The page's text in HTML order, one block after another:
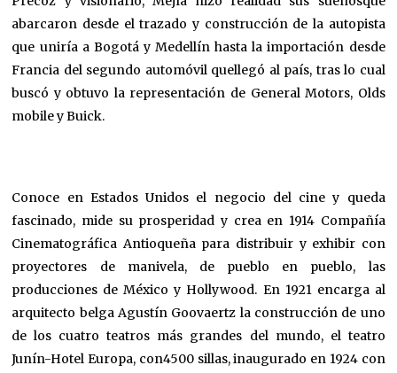
abarcaron desde el trazado y construcción de la autopista
que uniría a Bogotá y Medellín hasta la importación desde
Francia del segundo automóvil quellegó al país, tras lo cual
buscó y obtuvo la representación de General Motors, Olds
mobile y Buick.
Conoce en Estados Unidos el negocio del cine y queda
fascinado, mide su prosperidad y crea en 1914 Compañía
Cinematográfica Antioqueña para distribuir y exhibir con
proyectores de manivela, de pueblo en pueblo, las
producciones de México y Hollywood. En 1921 encarga al
arquitecto belga Agustín Goovaertz la construcción de uno
de los cuatro teatros más grandes del mundo, el teatro
Junín-Hotel Europa, con4500 sillas, inaugurado en 1924 con